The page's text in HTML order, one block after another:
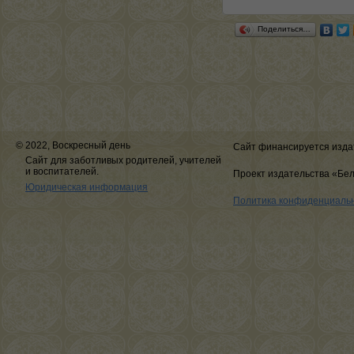
Поделиться…
© 2022, Воскресный день
Сайт для заботливых родителей, учителей
и воспитателей.
Юридическая информация
Сайт финансируется
Проект издательства
Политика